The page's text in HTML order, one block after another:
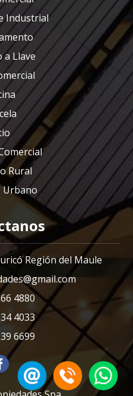
Industrial
a Llave
Rural
Urbano
Región del Maule
4880
4033
6699